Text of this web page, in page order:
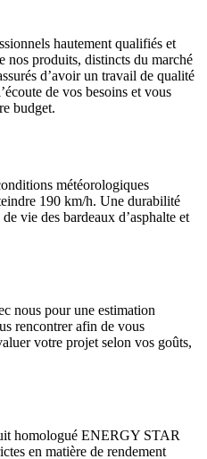
hautement qualifiés et
nos produits, distincts du marché
d’avoir un travail de qualité
de vos besoins et vous
budget.
météorologiques
190 km/h. Une durabilité
vie des bardeaux d’asphalte et
nous pour une estimation
rencontrer afin de vous
votre projet selon vos goûts,
homologué ENERGY STAR
en matière de rendement